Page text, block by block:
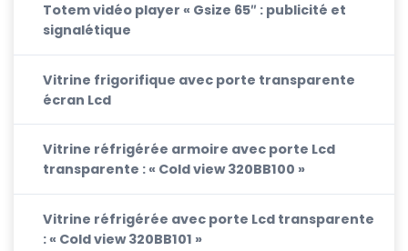
Totem vidéo player « Gsize 65″ : publicité et
signalétique
Vitrine frigorifique avec porte transparente
écran Lcd
Vitrine réfrigérée armoire avec porte Lcd
transparente : « Cold view 320BB100 »
Vitrine réfrigérée avec porte Lcd transparente
: « Cold view 320BB101 »